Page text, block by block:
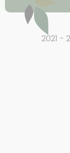
2021 -